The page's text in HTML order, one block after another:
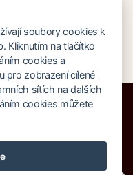
548 908
000 000 Kč
soubory cookies k
Kliknutím na tlačítko
cookies a
pro zobrazení cílené
sítích na dalších
cookies můžete